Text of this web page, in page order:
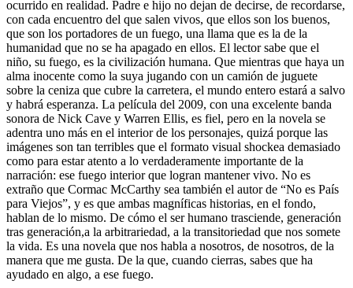
ocurrido en realidad. Padre e hijo no dejan de decirse, de recordarse,
con cada encuentro del que salen vivos, que ellos son los buenos,
que son los portadores de un fuego, una llama que es la de la
humanidad que no se ha apagado en ellos. El lector sabe que el
niño, su fuego, es la civilización humana. Que mientras que haya un
alma inocente como la suya jugando con un camión de juguete
sobre la ceniza que cubre la carretera, el mundo entero estará a salvo
y habrá esperanza. La película del 2009, con una excelente banda
sonora de Nick Cave y Warren Ellis, es fiel, pero en la novela se
adentra uno más en el interior de los personajes, quizá porque las
imágenes son tan terribles que el formato visual shockea demasiado
como para estar atento a lo verdaderamente importante de la
narración: ese fuego interior que logran mantener vivo. No es
extraño que Cormac McCarthy sea también el autor de “No es País
para Viejos”, y es que ambas magníficas historias, en el fondo,
hablan de lo mismo. De cómo el ser humano trasciende, generación
tras generación,a la arbitrariedad, a la transitoriedad que nos somete
la vida. Es una novela que nos habla a nosotros, de nosotros, de la
manera que me gusta. De la que, cuando cierras, sabes que ha
ayudado en algo, a ese fuego.